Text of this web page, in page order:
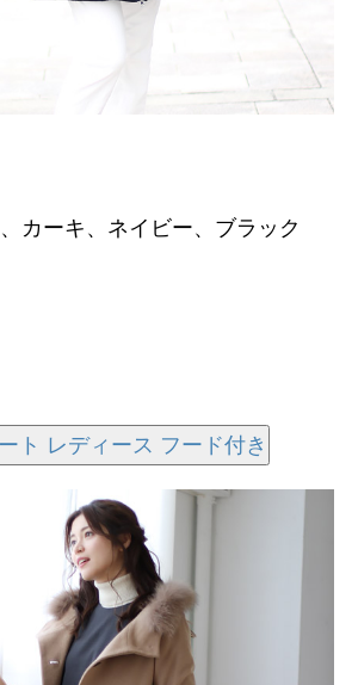
、 カーキ、 ネイビー、 ブラック
ト レディース フード付き